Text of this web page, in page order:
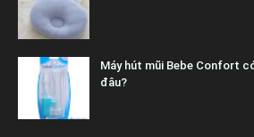
Máy hút mũi Bebe Confort
đâu?